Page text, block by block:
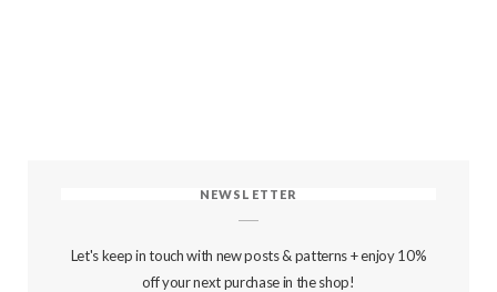
NEWSLETTER
Let's keep in touch with new posts & patterns + enjoy 10%
off your next purchase in the shop!